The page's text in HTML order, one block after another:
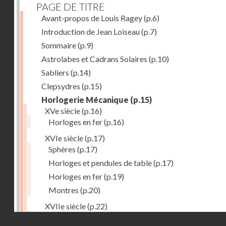
PAGE DE TITRE
Avant-propos de Louis Ragey(p.6)
Introduction de Jean Loiseau(p.7)
Sommaire(p.9)
Astrolabes et Cadrans Solaires (p.10)
Sabliers (p.14)
Clepsydres (p.15)
Horlogerie Mécanique (p.15)
XVe siècle(p.16)
Horloges en fer(p.16)
XVIe siècle(p.17)
Sphères (p.17)
Horloges et pendules de table(p.17)
Horloges en fer(p.19)
Montres (p.20)
XVIIe siècle(p.22)